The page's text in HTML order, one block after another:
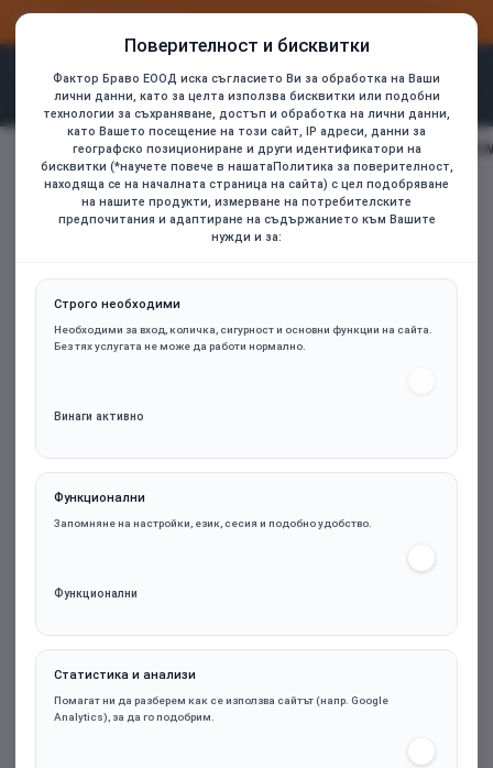
Поверителност и бисквитки
Фактор Браво ЕООД иска съгласието Ви за обработка на Ваши
лични данни, като за целта използва бисквитки или подобни
технологии за съхраняване, достъп и обработка на лични данни,
като Вашето посещение на този сайт, IP адреси, данни за
географско позициониране и други идентификатори на
бисквитки (*научете повече в нашатаПолитика за поверителност,
находяща се на началната страница на сайта) с цел подобряване
на нашите продукти, измерване на потребителските
предпочитания и адаптиране на съдържанието към Вашите
нужди и за:
Строго необходими
Необходими за вход, количка, сигурност и основни функции на сайта.
Без тях услугата не може да работи нормално.
Винаги активно
Функционални
Запомняне на настройки, език, сесия и подобно удобство.
Функционални
Статистика и анализи
Помагат ни да разберем как се използва сайтът (напр. Google
Analytics), за да го подобрим.
ВХОД
home
be quiet! вентилатор Fan 140mm - Pure Wings 3 140mm PWM
140mm PWM White